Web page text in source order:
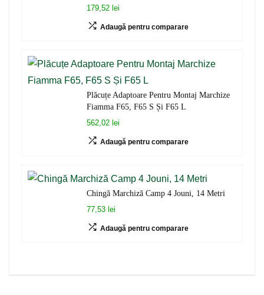
179,52 lei
Adaugă pentru comparare
Plăcuțe Adaptoare Pentru Montaj Marchize
Fiamma F65, F65 S Și F65 L
562,02 lei
Adaugă pentru comparare
Chingă Marchiză Camp 4 Jouni, 14 Metri
77,53 lei
Adaugă pentru comparare